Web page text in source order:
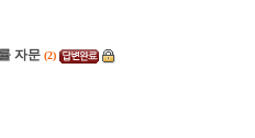
자문 (2)